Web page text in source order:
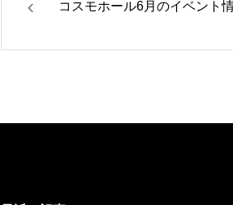
コスモホール6月のイベント